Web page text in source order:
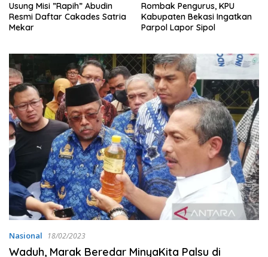
Usung Misi ”Rapih” Abudin
Resmi Daftar Cakades Satria
Mekar
Rombak Pengurus, KPU
Kabupaten Bekasi Ingatkan
Parpol Lapor Sipol
Nasional 18/02/2023
Waduh, Marak Beredar MinyaKita Palsu di